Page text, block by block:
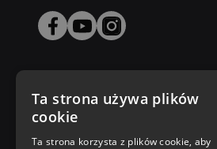
Zakupy u nas
Ta strona używa plików
cookie
Ta strona korzysta z plików cookie, aby